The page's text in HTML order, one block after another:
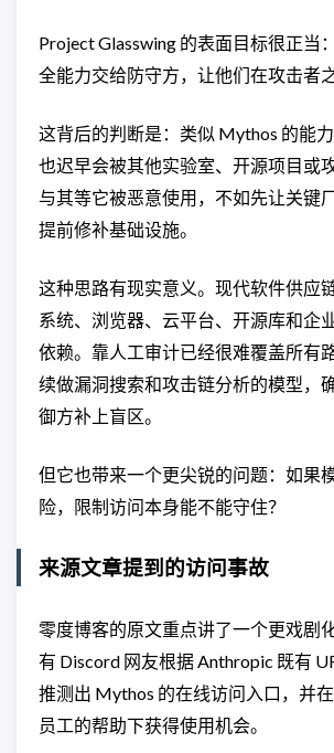
Project Glasswing 的表面目标很正当
全能力交给防守方，让他们在攻击者
这背后的判断是：类似 Mythos 的能力
也迟早会被其他实验室、开源项目或
与其等它被恶意使用，不如先让关键
提前修补基础设施。
这种思路有现实意义。现代软件供应
系统、浏览器、云平台、开源库和企
依赖。靠人工审计已经很难覆盖所有
续做漏洞搜索和攻击链分析的模型，
御方补上盲区。
但它也带来一个更尖锐的问题：如果
险，限制访问本身能不能守住？
来源文章提到的访问事故
零度博客的原文重点讲了一个更戏剧
有 Discord 网友根据 Anthropic 既有
推测出 Mythos 的在线访问入口，并
员工的帮助下获得使用机会。